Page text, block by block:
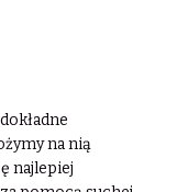
na nią
najlepiej